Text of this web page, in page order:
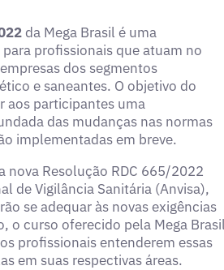
da Mega Brasil é uma
profissionais que atuam no
dos segmentos
e saneantes. O objetivo do
aos participantes uma
das mudanças nas normas
implementadas em breve.
nova Resolução RDC 665/2022
de Vigilância Sanitária (Anvisa),
se adequar às novas exigências
o curso oferecido pela Mega
profissionais entenderem essas
em suas respectivas áreas.